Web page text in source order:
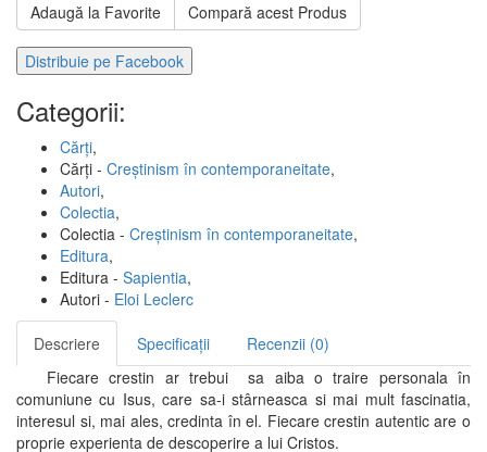
Adaugă la Favorite Compară acest Produs
Distribuie pe Facebook
Categorii:
Cărți,
Cărți - Creștinism în contemporaneitate,
Autori,
Colectia,
Colectia - Creștinism în contemporaneitate,
Editura,
Editura - Sapientia,
Autori - Eloi Leclerc
Descriere Specificații
Recenzii (0)
Fiecare crestin ar trebui sa aiba o traire personala în
comuniune cu Isus, care sa-i stârneasca si mai mult fascinatia,
interesul si, mai ales, credinta în el. Fiecare crestin autentic are o
proprie experienta de descoperire a lui Cristos.